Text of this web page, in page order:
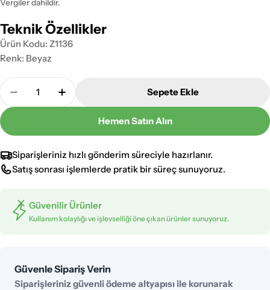
Vergiler dahildir.
Teknik Özellikler
Ürün Kodu: Z1136
Renk: Beyaz
Adet
Zerpa 25cm Prizmatik Armatür Yedek
Zerpa 25cm Prizmatik Armatür Yedek
Sepete Ekle
Hemen Satın Alın
Siparişleriniz hızlı gönderim süreciyle hazırlanır.
Satış sonrası işlemlerde pratik bir süreç sunuyoruz.
Güvenilir Ürünler
Kullanım kolaylığı ve işlevselliği öne çıkan ürünler sunuyoruz.
Güvenle Sipariş Verin
Ödeme
yöntemleri
Siparişleriniz güvenli ödeme altyapısı ile korunarak